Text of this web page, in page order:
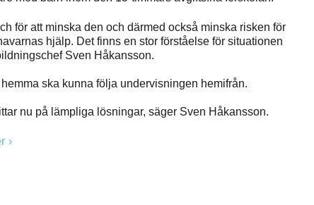
för att minska den och därmed också minska risken för
hjälp. Det finns en stor förståelse för situationen
Sven Håkansson.
ska kunna följa undervisningen hemifrån.
nu på lämpliga lösningar, säger Sven Håkansson.